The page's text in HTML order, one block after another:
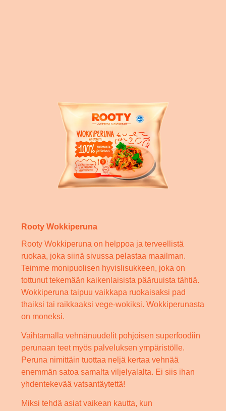
Rooty Wokkiperuna
Rooty Wokkiperuna on helppoa ja terveellistä
ruokaa, joka siinä sivussa pelastaa maailman.
Teimme monipuolisen hyvislisukkeen, joka on
tottunut tekemään kaikenlaisista pääruuista tähtiä.
Wokkiperuna taipuu vaikkapa ruokaisaksi pad
thaiksi tai raikkaaksi vege-wokiksi. Wokkiperunasta
on moneksi.
Vaihtamalla vehnänuudelit pohjoisen superfoodiin
perunaan teet myös palveluksen ympäristölle.
Peruna nimittäin tuottaa neljä kertaa vehnää
enemmän satoa samalta viljelyalalta. Ei siis ihan
yhdentekevää vatsantäytettä!
Miksi tehdä asiat vaikean kautta, kun